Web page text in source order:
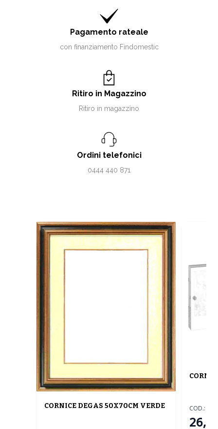
Pagamento rateale
con finanziamento Findomestic
Ritiro in Magazzino
Ritiro in magazzino
Ordini telefonici
0444 440 871
CORNICE DEGAS 50X70CM VERDE COD.: